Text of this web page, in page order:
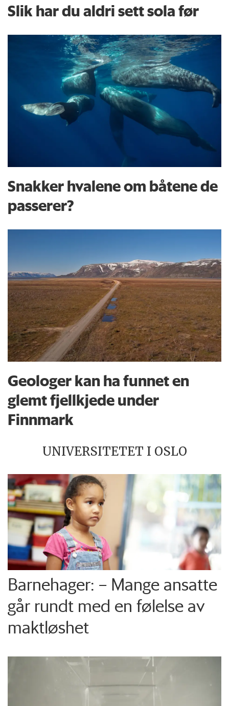
Slik har du aldri sett sola før
Snakker hvalene om båtene de
passerer?
Geologer kan ha funnet en
glemt fjellkjede under
Finnmark
UNIVERSITETET I OSLO
Barnehager: – Mange ansatte
går rundt med en følelse av
maktløshet